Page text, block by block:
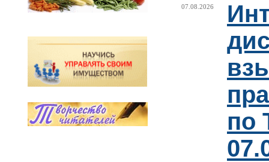
07.08.2026
по